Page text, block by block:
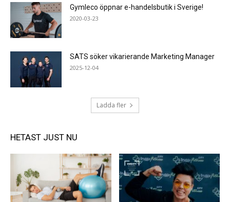
Gymleco öppnar e-handelsbutik i Sverige!
2020-03-23
SATS söker vikarierande Marketing Manager
2025-12-04
Ladda fler
HETAST JUST NU